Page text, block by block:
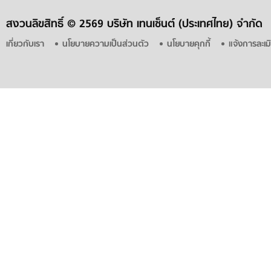
สงวนลิขสิทธิ์ © 2569 บริษัท เทนเซ็นต์ (ประเทศไทย) จำกัด
เกี่ยวกับเรา นโยบายความเป็นส่วนตัว นโยบายคุกกี้ แจ้งการละ